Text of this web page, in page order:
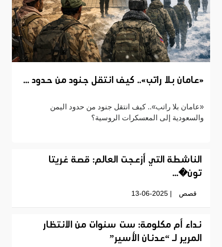
«عامان بلا راتب».. كيف انتقل جنود من حدود ...
«عامان بلا راتب».. كيف انتقل جنود من حدود اليمن
والسعودية إلى المعسكرات الروسية؟
الناشطة التي أزعجت العالم: قصة غريتا
تون�...
قصص | 13-06-2025
نداء أم مكلومة: ست سنوات من الانتظار
المرير لـ “عدنان الأسير”